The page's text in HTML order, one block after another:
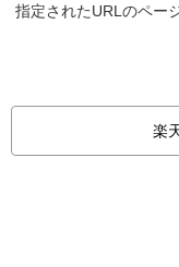
指定されたURLのペー
楽